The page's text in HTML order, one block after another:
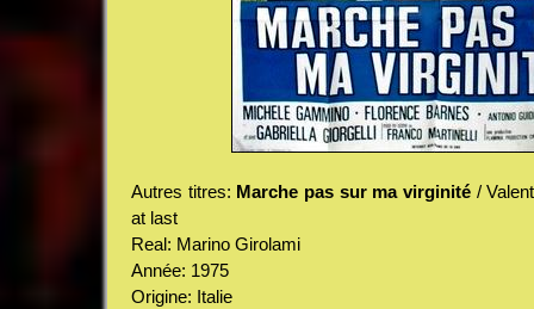
Autres titres: Marche pas sur ma virginité/
at last
Real: Marino Girolami
Année: 1975
Origine: Italie